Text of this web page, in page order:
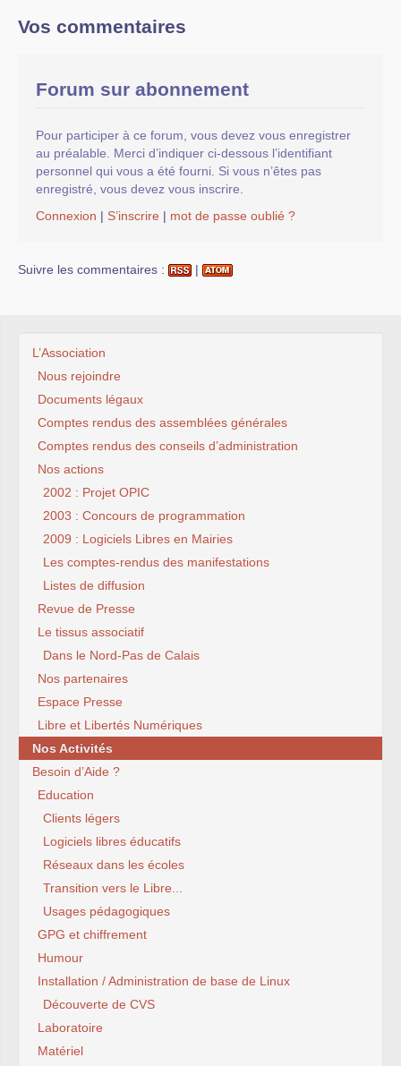
Vos commentaires
Forum sur abonnement
Pour participer à ce forum, vous devez vous enregistrer
au préalable. Merci d’indiquer ci-dessous l’identifiant
personnel qui vous a été fourni. Si vous n’êtes pas
enregistré, vous devez vous inscrire.
Connexion | S’inscrire | mot de passe oublié ?
Suivre les commentaires : |
L’Association
Nous rejoindre
Documents légaux
Comptes rendus des assemblées générales
Comptes rendus des conseils d’administration
Nos actions
2002 : Projet OPIC
2003 : Concours de programmation
2009 : Logiciels Libres en Mairies
Les comptes-rendus des manifestations
Listes de diffusion
Revue de Presse
Le tissus associatif
Dans le Nord-Pas de Calais
Nos partenaires
Espace Presse
Libre et Libertés Numériques
Nos Activités
Besoin d’Aide ?
Education
Clients légers
Logiciels libres éducatifs
Réseaux dans les écoles
Transition vers le Libre...
Usages pédagogiques
GPG et chiffrement
Humour
Installation / Administration de base de Linux
Découverte de CVS
Laboratoire
Matériel